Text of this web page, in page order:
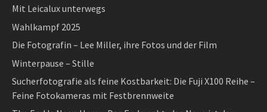
Mit Leicalux unterwegs
Wahlkampf 2025
Die Fotografin – Lee Miller, ihre Fotos und der Film
Winterpause – Stille
Sucherfotografie als feine Kostbarkeit: Die Fuji X100 Reihe –
Feine Fotokameras mit Festbrennweite